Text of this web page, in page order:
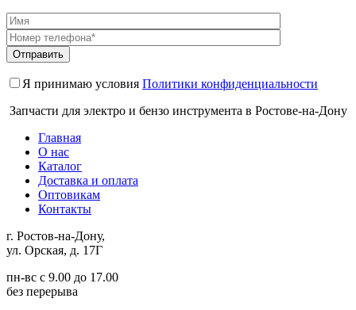
Я принимаю условия Политики конфиденциальности
Запчасти для электро и бензо инструмента в Ростове-на-Дону
Главная
О нас
Каталог
Доставка и оплата
Оптовикам
Контакты
г. Ростов-на-Дону,
ул. Орская, д. 17Г
пн-вс с 9.00 до 17.00
без перерыва